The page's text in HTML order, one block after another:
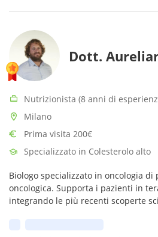
Dott.
Nutrizionista (8 anni di
Milano
Prima visita 200€
Specializzato in Colesterolo alto
Biologo specializzato in oncologia
oncologica. Supporta i pazienti in
integrando le più recenti scoperte